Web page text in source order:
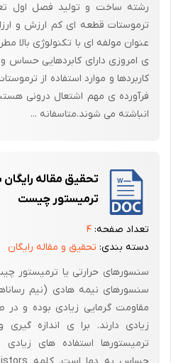
رشته ساخت و تولید فصل اول
ترموستات قطعه ای کم ارزش و
عنوان مولفه ای با تکنولوژی بالا
ی امروزی دارای کابردهایی حساس
کاربردها و موارد استفاده از
فرآورده ی مهم اشتعال درونی
انباشته می شوند.متاسفانه ...
تحقیق مقاله
ترمیستور چیست
تعداد صفحه: ۴
دسته بندی: تحقیق و مقاله رایگان
سنسورهای حرارتی یا ترمیستور
سنسورهای نیمه هادی (نیم
مقاومت گرمایی زیادی بوده و
زیادی دارند. برا ی اندازه
ترمیستورها استفاده های